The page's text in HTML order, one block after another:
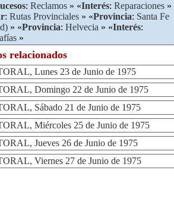
: Reclamos » «Interés: Reparaciones »
: Rutas Provinciales » «Provincia: Santa Fe
» «Provincia: Helvecia » «Interés:
»
relacionados
Lunes 23 de Junio de 1975
Domingo 22 de Junio de 1975
Sábado 21 de Junio de 1975
Miércoles 25 de Junio de 1975
Jueves 26 de Junio de 1975
Viernes 27 de Junio de 1975